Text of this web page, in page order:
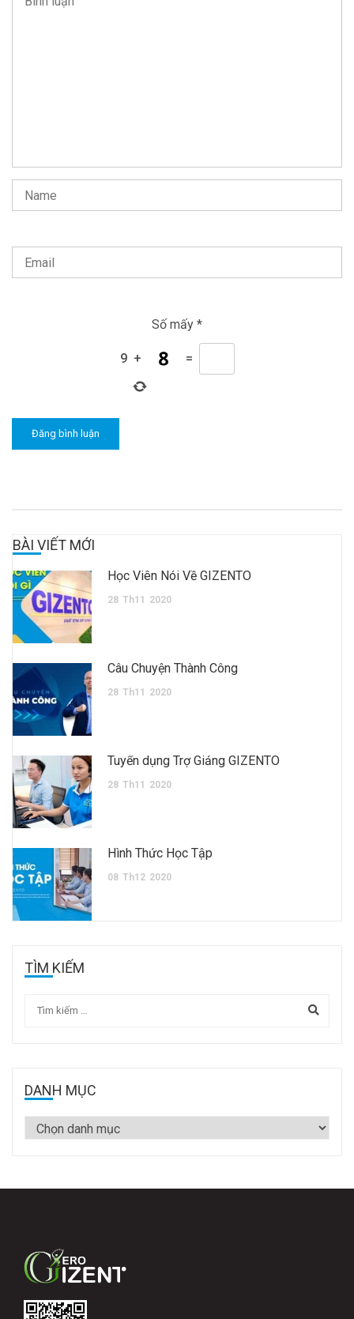
Số mấy *
9 + =
BÀI VIẾT MỚI
Học Viên Nói Về GIZENTO
28 Th11 2020
Câu Chuyện Thành Công
28 Th11 2020
Tuyển dụng Trợ Giảng GIZENTO
28 Th11 2020
Hình Thức Học Tập
08 Th12 2020
TÌM KIẾM
DANH MỤC